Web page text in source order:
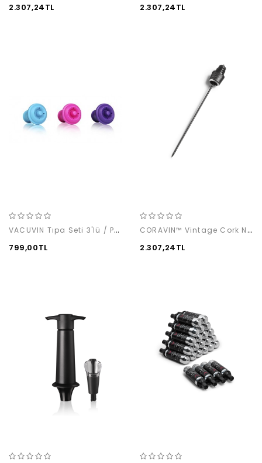
2.307,24TL 2.307,24TL
VACUVIN Tıpa Seti 3'lü / Pembe & Mavi & Mor
799,00TL
CORAVIN™ Vintage Cork Needle
2.307,24TL